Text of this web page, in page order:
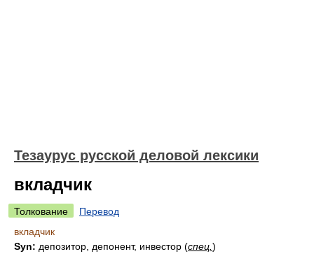
Тезаурус русской деловой лексики
вкладчик
Толкование
Перевод
вкладчик
Syn: депозитор, депонент, инвестор (спец. )